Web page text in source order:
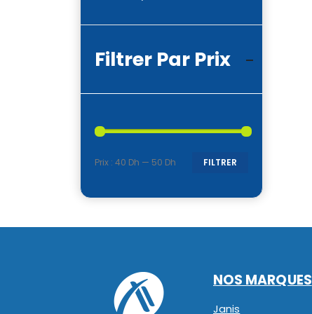
Filtrer Par Prix
FILTRER
Prix : 40 Dh — 50 Dh
NOS MARQUES
Janis